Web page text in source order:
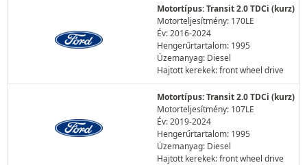
Motortípus: Transit 2.0 TDCi (kurz)
Motorteljesítmény: 170LE
Év: 2016-2024
Hengerűrtartalom: 1995
Üzemanyag: Diesel
Hajtott kerekek: front wheel drive
Motortípus: Transit 2.0 TDCi (kurz)
Motorteljesítmény: 107LE
Év: 2019-2024
Hengerűrtartalom: 1995
Üzemanyag: Diesel
Hajtott kerekek: front wheel drive